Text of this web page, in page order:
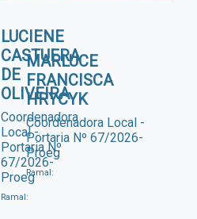
LUCIENE
CASTUERA
DE
OLIVEIRA
Coordenadora
Local -
Portaria Nº
67/2026-
Proeg
Ramal:
MARLUCE
FRANCISCA
HRYCYK
Coordenadora Local -
Portaria Nº 67/2026-
Proeg
Ramal: